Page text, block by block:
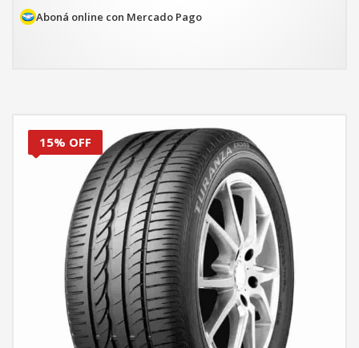
$1.422.404.$1.209.043.
Aboná online con Mercado Pago
15% OFF